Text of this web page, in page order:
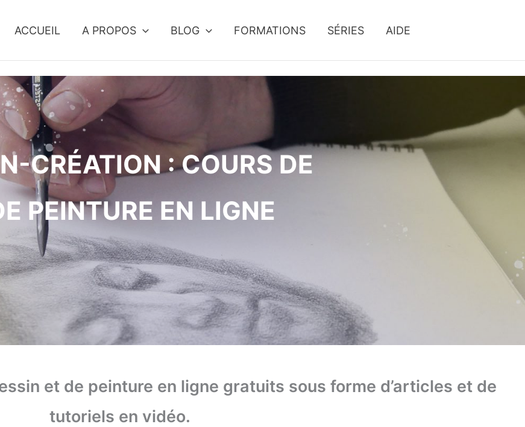
ACCUEIL A PROPOS BLOG FORMATIONS SÉRIES AIDE
CRÉATION : COURS DE
PEINTURE EN LIGNE
et de peinture en ligne gratuits sous forme d’articles et de
tutoriels en vidéo.